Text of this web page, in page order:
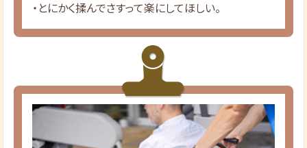
・とにかく揉んでさすって楽にしてほしい。